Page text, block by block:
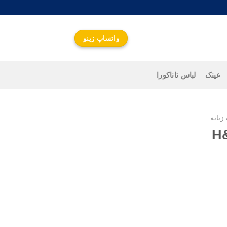
واتساپ زینو
عینک لباس تاناکورا